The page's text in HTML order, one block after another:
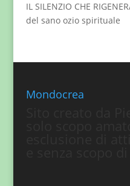
IL SILENZIO CHE
del sano ozio spirituale
Mondocrea